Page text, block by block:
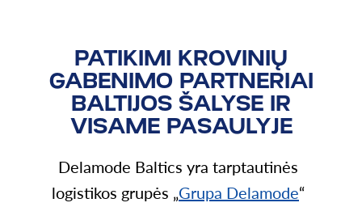
PATIKIMI KROVINIŲ
GABENIMO PARTNERIAI
BALTIJOS ŠALYSE IR
VISAME PASAULYJE
Delamode Baltics yra tarptautinės
logistikos grupės „Grupa Delamode“